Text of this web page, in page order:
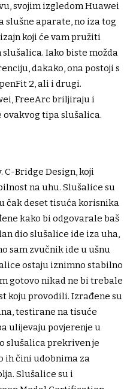
svojim izgledom Huawei
slušne aparate, no iza tog
koji će vam pružiti
Iako biste možda
dakako, ona postoji s
2, ali i drugi.
FreeArc briljiraju i
tipa slušalica.
Bridge Design, koji
na uhu. Slušalice su
čak deset tisuća korisnika
kako bi odgovarale baš
dio slušalice ide iza uha,
sam zvučnik ide u ušnu
ostaju iznimno stabilno
gotovo nikad ne bi trebale
koju provodili. Izrađene su
testirane na tisuće
ulijevaju povjerenje u
slušalica prekriven je
ih čini udobnima za
Slušalice su i